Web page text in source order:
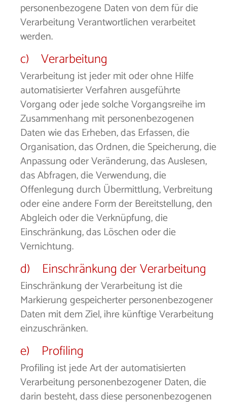
personenbezogene Daten von dem für die
Verarbeitung Verantwortlichen verarbeitet
werden.
c) Verarbeitung
Verarbeitung ist jeder mit oder ohne Hilfe
automatisierter Verfahren ausgeführte
Vorgang oder jede solche Vorgangsreihe im
Zusammenhang mit personenbezogenen
Daten wie das Erheben, das Erfassen, die
Organisation, das Ordnen, die Speicherung, die
Anpassung oder Veränderung, das Auslesen,
das Abfragen, die Verwendung, die
Offenlegung durch Übermittlung, Verbreitung
oder eine andere Form der Bereitstellung, den
Abgleich oder die Verknüpfung, die
Einschränkung, das Löschen oder die
Vernichtung.
d) Einschränkung der Verarbeitung
Einschränkung der Verarbeitung ist die
Markierung gespeicherter personenbezogener
Daten mit dem Ziel, ihre künftige Verarbeitung
einzuschränken.
e) Profiling
Profiling ist jede Art der automatisierten
Verarbeitung personenbezogener Daten, die
darin besteht, dass diese personenbezogenen